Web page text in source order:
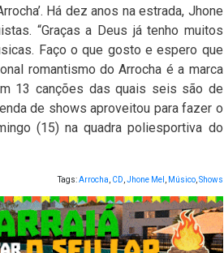
Há dez anos na estrada, Jhone
“Graças a Deus já tenho muitos
Faço o que gosto e espero que
romantismo do Arrocha é a marca
13 canções das quais seis são de
de shows aproveitou para fazer o
(15) na quadra poliesportiva do
Tags:Arrocha CD Jhone Mel Músico, Shows